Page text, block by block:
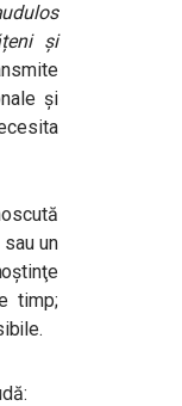
și
și
un
timp;